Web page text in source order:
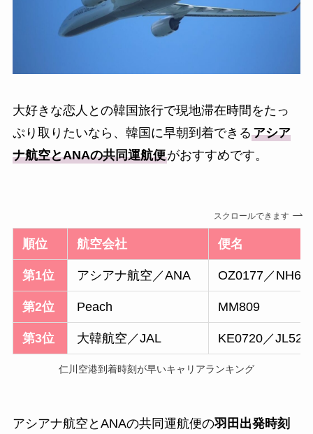
大好きな恋人との韓国旅行で現地滞在時間をたっ
ぷり取りたいなら、韓国に早朝到着できるアシア
ナ航空とANAの共同運航便がおすすめです。
スクロールできます
順位 航空会社 便名
第1位 アシアナ航空／ANA OZ0177／
第2位 Peach MM809
第3位 大韓航空／JAL KE0720／
仁川空港到着時刻が早いキャリアランキング
アシアナ航空とANAの共同運航便の羽田出発時刻